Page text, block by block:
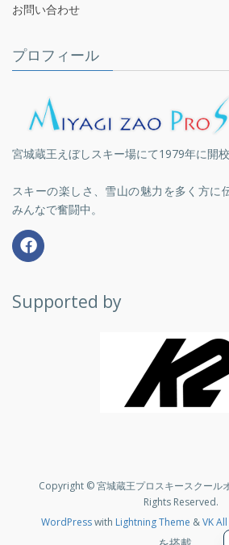
お問い合わせ
プロフィール
宮城蔵王えぼしスキー場にて1979年に開校
スキーの楽しさ、雪山の魅力を多く方に
みんなで奮闘中。
Supported by
Copyright © 宮城蔵王プロスキースクール
Rights Reserved.
WordPresswith Lightning Theme &VK